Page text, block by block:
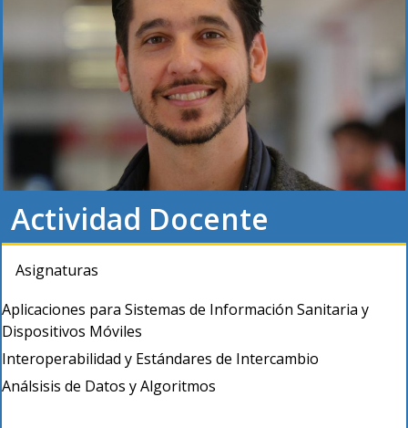
Actividad Docente
Asignaturas
Aplicaciones para Sistemas de Información Sanitaria y
Dispositivos Móviles
Interoperabilidad y Estándares de Intercambio
Análsisis de Datos y Algoritmos